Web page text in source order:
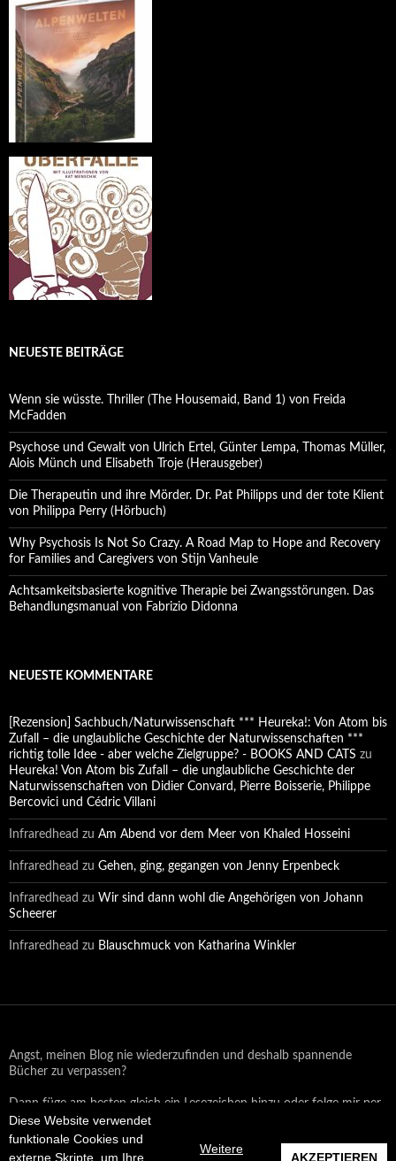
Diese Website verwendet
funktionale Cookies und
externe Skripte, um Ihre
Weitere
AKZEPTIEREN
NEUESTE BEITRÄGE
Wenn sie wüsste. Thriller (The Housemaid, Band 1) von Freida
McFadden
Psychose und Gewalt von Ulrich Ertel, Günter Lempa, Thomas Müller,
Alois Münch und Elisabeth Troje (Herausgeber)
Die Therapeutin und ihre Mörder. Dr. Pat Philipps und der tote Klient
von Philippa Perry (Hörbuch)
Why Psychosis Is Not So Crazy. A Road Map to Hope and Recovery
for Families and Caregivers von Stijn Vanheule
Achtsamkeitsbasierte kognitive Therapie bei Zwangsstörungen. Das
Behandlungsmanual von Fabrizio Didonna
NEUESTE KOMMENTARE
[Rezension] Sachbuch/Naturwissenschaft *** Heureka!: Von Atom bis
Zufall – die unglaubliche Geschichte der Naturwissenschaften ***
richtig tolle Idee - aber welche Zielgruppe? - BOOKS AND CATS zu
Heureka! Von Atom bis Zufall – die unglaubliche Geschichte der
Naturwissenschaften von Didier Convard, Pierre Boisserie, Philippe
Bercovici und Cédric Villani
Infraredhead zu Am Abend vor dem Meer von Khaled Hosseini
Infraredhead zu Gehen, ging, gegangen von Jenny Erpenbeck
Infraredhead zu Wir sind dann wohl die Angehörigen von Johann
Scheerer
Infraredhead zu Blauschmuck von Katharina Winkler
Angst, meinen Blog nie wiederzufinden und deshalb spannende
Bücher zu verpassen?
Dann füge am besten gleich ein Lesezeichen hinzu oder folge mir per
Email oder auf Facebook!